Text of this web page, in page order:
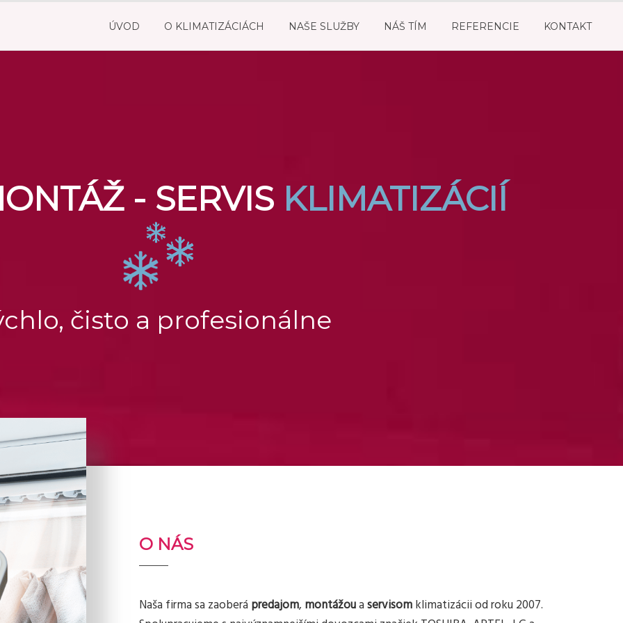
ÚVOD O KLIMATIZÁCIÁCH NAŠE SLUŽBY NÁŠ TÍM REFERENCIE KONTAKT
- SERVIS KLIMATIZÁCIÍ
čisto a profesionálne
O NÁS
Naša firma sa zaoberá predajom, montážouaservisomklimatizácii od roku 2007.